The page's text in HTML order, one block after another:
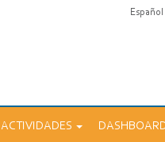
Español
ACTIVIDADES